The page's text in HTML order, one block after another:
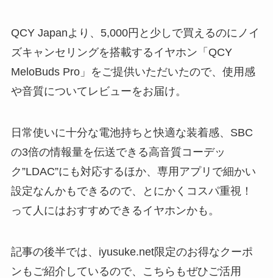
QCY Japanより、5,000円と少しで買えるのにノイ
ズキャンセリングを搭載するイヤホン「QCY
MeloBuds Pro」をご提供いただいたので、使用感
や音質についてレビューをお届け。
日常使いに十分な電池持ちと快適な装着感、SBC
の3倍の情報量を伝送できる高音質コーデッ
ク”LDAC”にも対応するほか、専用アプリで細かい
設定なんかもできるので、とにかくコスパ重視！
って人にはおすすめできるイヤホンかも。
記事の後半では、iyusuke.net限定のお得なクーポ
ンもご紹介しているので、こちらもぜひご活用